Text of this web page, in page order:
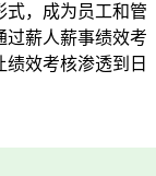
式，成为员工和管
过薪人薪事绩效考
效考核渗透到日